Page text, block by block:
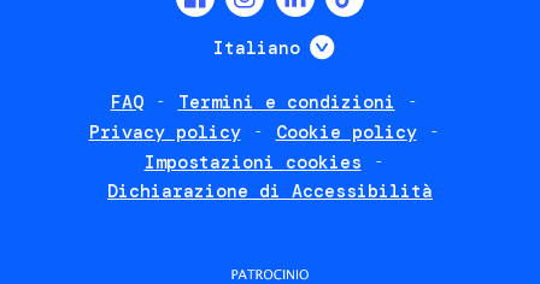
Italiano Mostra ulteriori
FAQ
Termini e condizioni
Privacy policy
Cookie policy
Impostazioni cookies
Dichiarazione di Accessibilità